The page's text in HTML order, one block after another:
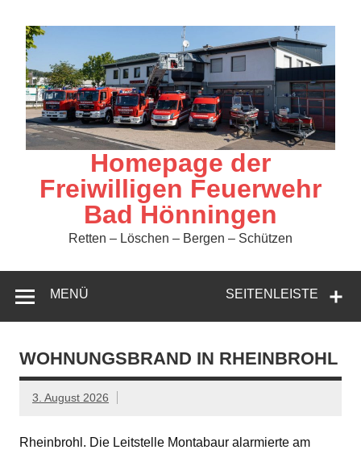
springen
Homepage der
Freiwilligen Feuerwehr
Bad Hönningen
Retten – Löschen – Bergen – Schützen
SEITENLEISTE
MENÜ
WOHNUNGSBRAND IN RHEINBROHL
3. August 2026
Rheinbrohl. Die Leitstelle Montabaur alarmierte am